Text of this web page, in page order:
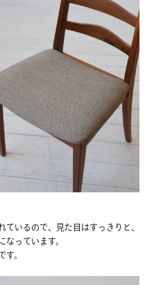
いるので、見た目はすっきりと、
なっています。
す。